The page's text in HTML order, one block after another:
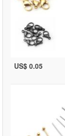
US$ 0.05